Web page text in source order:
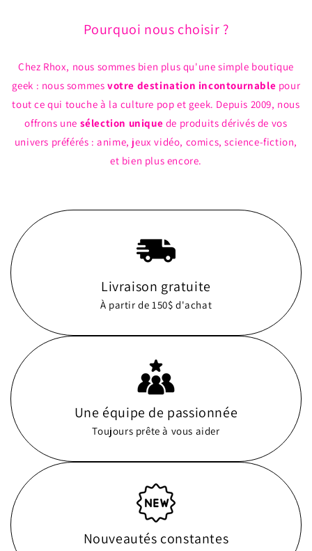
Pourquoi nous choisir ?
Chez Rhox, nous sommes bien plus qu'une simple boutique
geek : nous sommesvotre destination incontournable pour
tout ce qui touche à la culture pop et geek. Depuis 2009, nous
offrons une sélection unique de produits dérivés de vos
univers préférés : anime, jeux vidéo, comics, science-fiction,
et bien plus encore.
Livraison gratuite
À partir de 150$ d'achat
Une équipe de passionnée
Toujours prête à vous aider
Nouveautés constantes